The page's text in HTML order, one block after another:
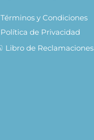
Términos y Condiciones
Política de Privacidad
Libro de Reclamaciones